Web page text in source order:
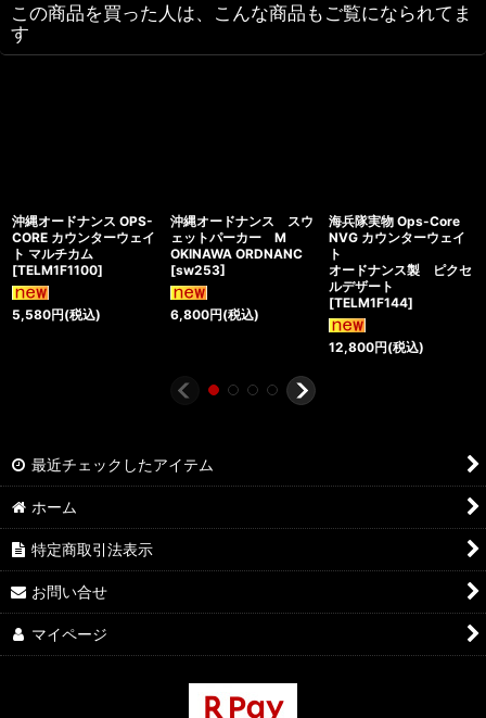
この商品を買った人は、こんな商品もご覧になられてま
す
沖縄オードナンス OPS-
CORE カウンターウェイ
ト マルチカム
[TELM1F1100]
5,580円(税込)
沖縄オードナンス スウ
ェットパーカー M
OKINAWA ORDNANC
[sw253]
6,800円(税込)
海兵隊実物 Ops-Core
NVG カウンターウェイ
ト
オードナンス製 ピクセ
ルデザート
[TELM1F144]
12,800円(税込)
最近チェックしたアイテム
ホーム
特定商取引法表示
お問い合せ
マイページ